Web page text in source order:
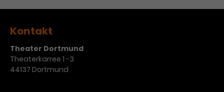
verschiedene Websites hinweg.
Kontakt
Theater Dortmund
Theaterkarree 1 -3
44137 Dortmund